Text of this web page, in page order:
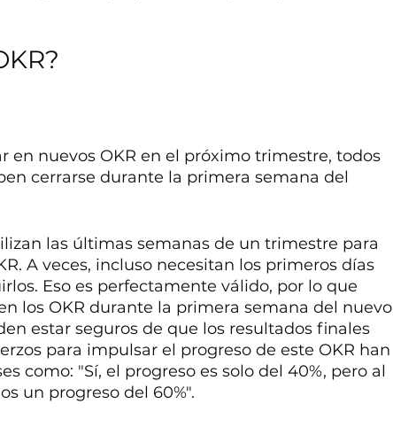
en nuevos OKR en el próximo trimestre, todos
cerrarse durante la primera semana del
las últimas semanas de un trimestre para
A veces, incluso necesitan los primeros días
Eso es perfectamente válido, por lo que
los OKR durante la primera semana del nuevo
estar seguros de que los resultados finales
para impulsar el progreso de este OKR han
como: "Sí, el progreso es solo del 40%, pero al
un progreso del 60%".